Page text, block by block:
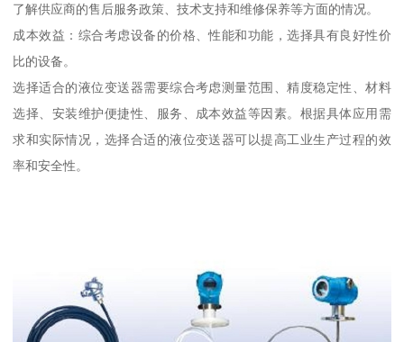
了解供应商的售后服务政策、技术支持和维修保养等方面的情况。
成本效益：综合考虑设备的价格、性能和功能，选择具有良好性价
比的设备。
选择适合的液位变送器需要综合考虑测量范围、精度稳定性、材料
选择、安装维护便捷性、服务、成本效益等因素。根据具体应用需
求和实际情况，选择合适的液位变送器可以提高工业生产过程的效
率和安全性。